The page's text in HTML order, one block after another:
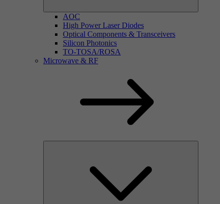
AOC
High Power Laser Diodes
Optical Components & Transceivers
Silicon Photonics
TO-TOSA/ROSA
Microwave & RF